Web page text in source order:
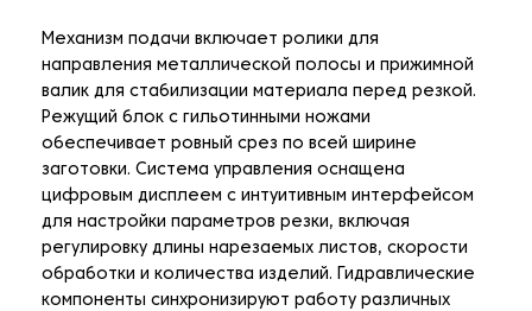
Механизм подачи включает ролики для
направления металлической полосы и прижимной
валик для стабилизации материала перед резкой.
Режущий блок с гильотинными ножами
обеспечивает ровный срез по всей ширине
заготовки. Система управления оснащена
цифровым дисплеем с интуитивным интерфейсом
для настройки параметров резки, включая
регулировку длины нарезаемых листов, скорости
обработки и количества изделий. Гидравлические
компоненты синхронизируют работу различных